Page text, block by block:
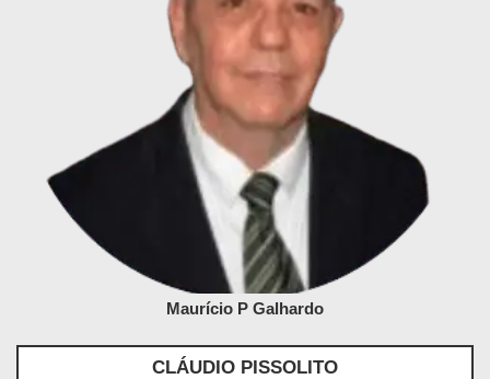
Maurício P Galhardo
CLÁUDIO PISSOLITO